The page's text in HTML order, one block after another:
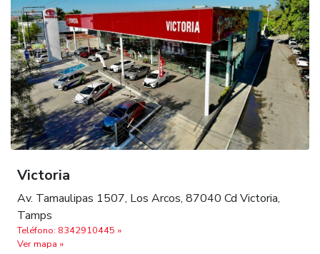
Victoria
Av. Tamaulipas 1507, Los Arcos, 87040 Cd Victoria,
Tamps
Teléfono: 8342910445 »
Ver mapa »